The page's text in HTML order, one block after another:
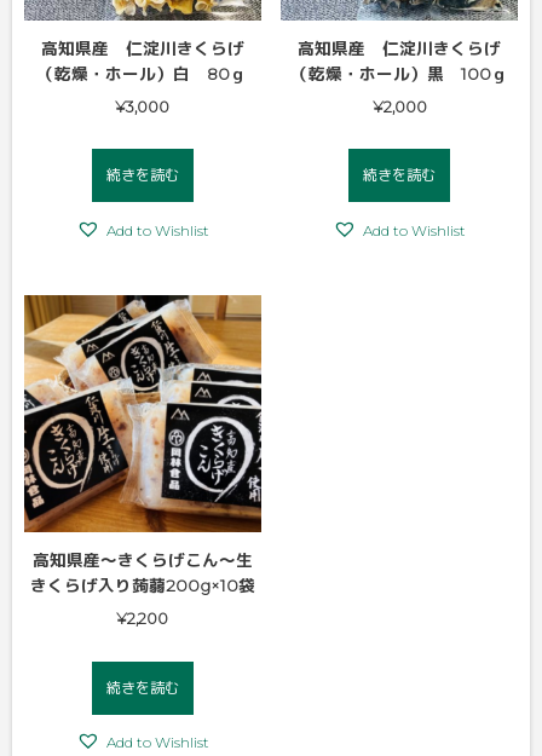
高知県産 仁淀川きくらげ
（乾燥・ホール）白 80ｇ
¥3,000
続きを読む
Add to Wishlist
高知県産 仁淀川きくらげ
（乾燥・ホール）黒 100ｇ
¥2,000
続きを読む
Add to Wishlist
高知県産～きくらげこん～生
きくらげ入り蒟蒻200g×10袋
¥2,200
続きを読む
Add to Wishlist